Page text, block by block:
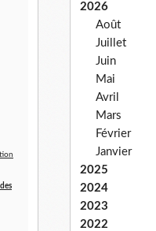
2026
Août
Juillet
Juin
Mai
Avril
Mars
Février
Janvier
2025
2024
2023
2022